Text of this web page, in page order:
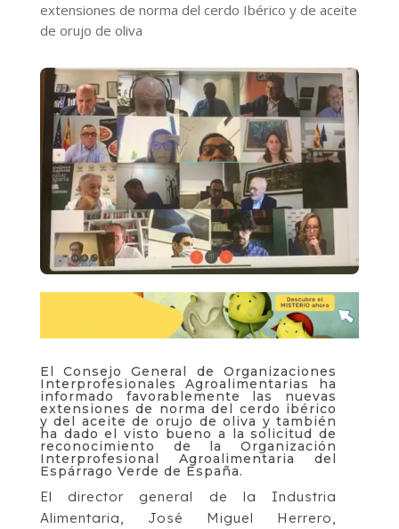
extensiones de norma del cerdo Ibérico y de aceite
de orujo de oliva
El Consejo General de Organizaciones
Interprofesionales Agroalimentarias ha
informado favorablemente las nuevas
extensiones de norma del cerdo ibérico
y del aceite de orujo de oliva y también
ha dado el visto bueno a la solicitud de
reconocimiento de la Organización
Interprofesional Agroalimentaria del
Espárrago Verde de España.
El director general de la Industria
Alimentaria, José Miguel Herrero,